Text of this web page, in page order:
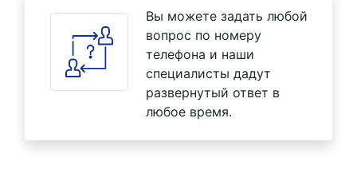
Вы можете задать любой
вопрос по номеру
телефона и наши
специалисты дадут
развернутый ответ в
любое время.